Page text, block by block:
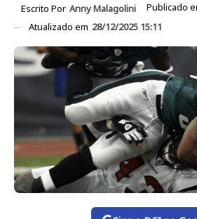
Escrito Por Anny Malagolini Publicado
Atualizado em 28/12/2025 15:11